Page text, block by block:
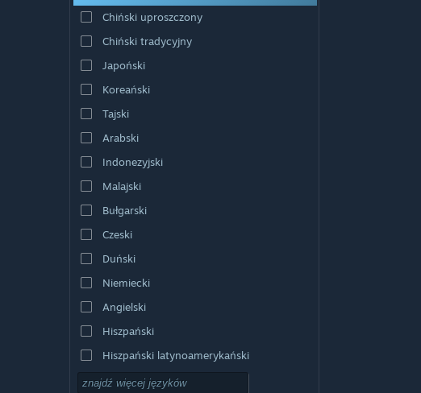
Chiński uproszczony
Chiński tradycyjny
Japoński
Koreański
Tajski
Arabski
Indonezyjski
Malajski
Bułgarski
Czeski
Duński
Niemiecki
Angielski
Hiszpański
Hiszpański latynoamerykański